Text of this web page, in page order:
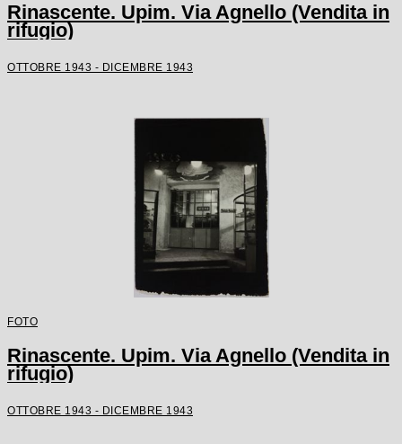
Rinascente. Upim. Via Agnello (Vendita in
rifugio)
OTTOBRE 1943 - DICEMBRE 1943
FOTO
Rinascente. Upim. Via Agnello (Vendita in
rifugio)
OTTOBRE 1943 - DICEMBRE 1943